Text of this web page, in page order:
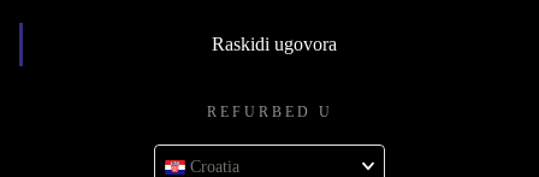
Raskidi ugovora
REFURBED U
Croatia